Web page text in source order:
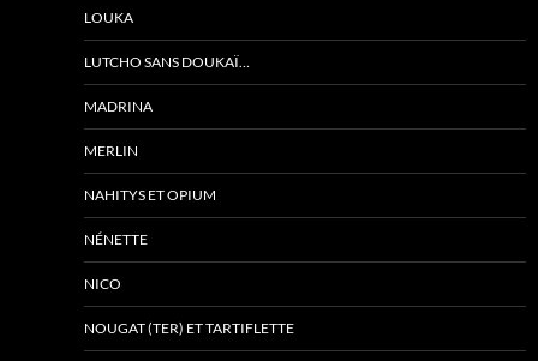
LOUKA
LUTCHO SANS DOUKAÏ…
MADRINA
MERLIN
NAHITYS ET OPIUM
NÉNETTE
NICO
NOUGAT (TER) ET TARTIFLETTE